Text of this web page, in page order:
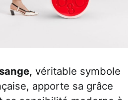
véritable symbole
apporte sa grâce